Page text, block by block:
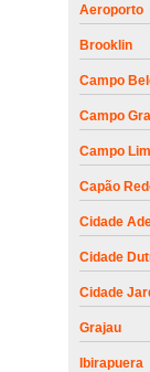
Aeroporto
Brooklin
Campo
Campo
Campo
Capão
Cidade
Cidade
Cidade
Grajau
Ibirapuera